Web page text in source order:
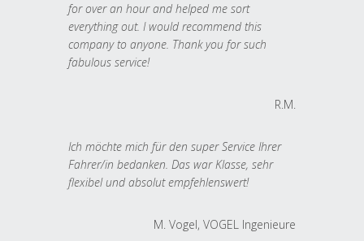
for over an hour and helped me sort
everything out. I would recommend this
company to anyone. Thank you for such
fabulous service!
R.M.
Ich möchte mich für den super Service Ihrer
Fahrer/in bedanken. Das war Klasse, sehr
flexibel und absolut empfehlenswert!
M. Vogel, VOGEL Ingenieure